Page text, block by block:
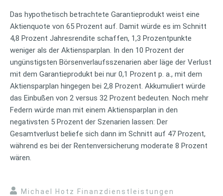
Das hypothetisch betrachtete Garantieprodukt weist eine
Aktienquote von 65 Prozent auf. Damit würde es im Schnitt
4,8 Prozent Jahresrendite schaffen, 1,3 Prozentpunkte
weniger als der Aktiensparplan. In den 10 Prozent der
ungünstigsten Börsenverlaufsszenarien aber läge der Verlust
mit dem Garantieprodukt bei nur 0,1 Prozent p. a., mit dem
Aktiensparplan hingegen bei 2,8 Prozent. Akkumuliert würde
das Einbußen von 2 versus 32 Prozent bedeuten. Noch mehr
Federn würde man mit einem Aktiensparplan in den
negativsten 5 Prozent der Szenarien lassen: Der
Gesamtverlust beliefe sich dann im Schnitt auf 47 Prozent,
während es bei der Rentenversicherung moderate 8 Prozent
wären.
Michael Hotz Finanzdienstleistungen